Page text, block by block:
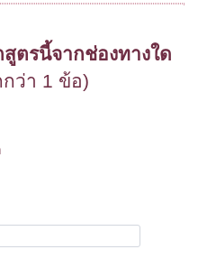
ตรนี้จากช่องทางใด
ว่า 1 ข้อ)